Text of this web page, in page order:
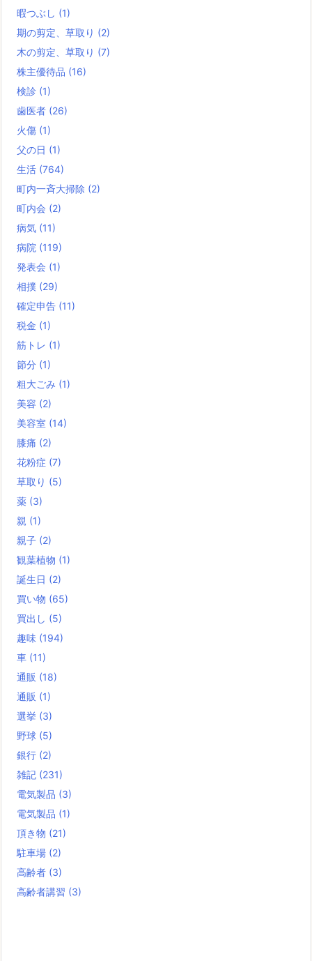
暇つぶし (1)
期の剪定、草取り (2)
木の剪定、草取り (7)
株主優待品 (16)
検診 (1)
歯医者 (26)
火傷 (1)
父の日 (1)
生活 (764)
町内一斉大掃除 (2)
町内会 (2)
病気 (11)
病院 (119)
発表会 (1)
相撲 (29)
確定申告 (11)
税金 (1)
筋トレ (1)
節分 (1)
粗大ごみ (1)
美容 (2)
美容室 (14)
膝痛 (2)
花粉症 (7)
草取り (5)
薬 (3)
親 (1)
親子 (2)
観葉植物 (1)
誕生日 (2)
買い物 (65)
買出し (5)
趣味 (194)
車 (11)
通販 (18)
通販 (1)
選挙 (3)
野球 (5)
銀行 (2)
雑記 (231)
電気製品 (3)
電気製品 (1)
頂き物 (21)
駐車場 (2)
高齢者 (3)
高齢者講習 (3)